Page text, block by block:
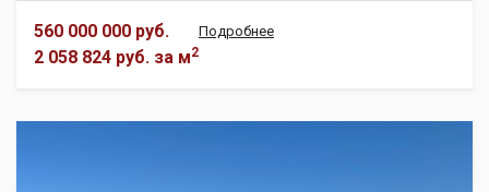
560 000 000 руб.
2 058 824 руб. за м2
Подробнее